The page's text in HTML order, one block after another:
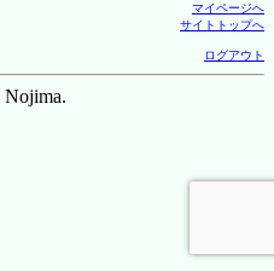
マイページへ
サイトトップへ
ログアウト